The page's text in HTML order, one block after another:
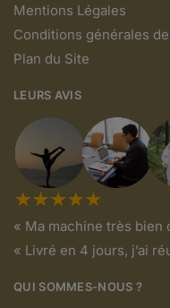
Mentions Légales
Conditions générales
Plan du Site
LEURS AVIS
« Ma machine très bien
« Livré en 4 jours, j’ai
QUI SOMMES-NOUS ?